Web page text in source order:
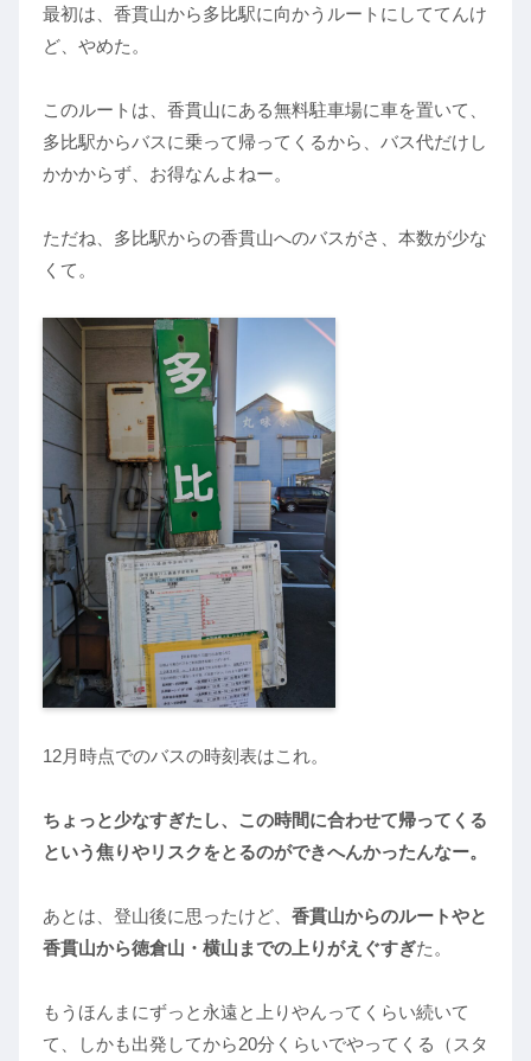
最初は、香貫山から多比駅に向かうルートにしててんけ
ど、やめた。
このルートは、香貫山にある無料駐車場に車を置いて、
多比駅からバスに乗って帰ってくるから、バス代だけし
かかからず、お得なんよねー。
ただね、多比駅からの香貫山へのバスがさ、本数が少な
くて。
12月時点でのバスの時刻表はこれ。
ちょっと少なすぎたし、この時間に合わせて帰ってくる
という焦りやリスクをとるのができへんかったんなー。
あとは、登山後に思ったけど、 香貫山からのルートやと
香貫山から徳倉山・横山までの上りがえぐすぎた。
もうほんまにずっと永遠と上りやんってくらい続いて
て、しかも出発してから20分くらいでやってくる（スタ